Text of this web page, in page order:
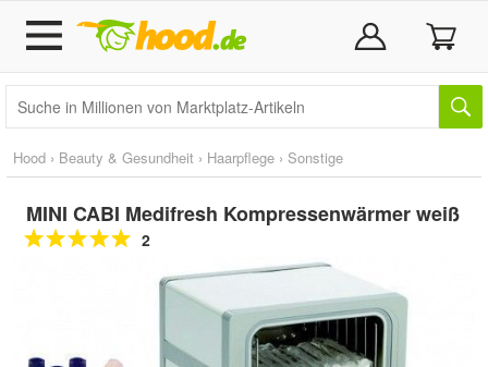
Hood › Beauty & Gesundheit › Haarpflege › Sonstige
MINI CABI Medifresh Kompressenwärmer weiß
2